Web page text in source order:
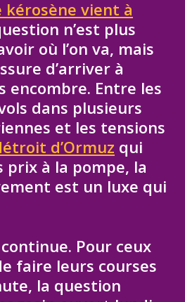
kérosène vient à
n’est plus
où l’on va, mais
d’arriver à
encombre. Entre les
dans plusieurs
et les tensions
d’Ormuz qui
à la pompe, la
est un luxe qui
Pour ceux
faire leurs courses
la question